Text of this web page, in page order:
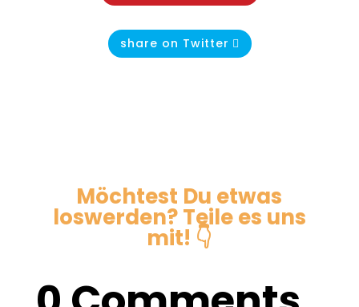
share on Twitter
Möchtest Du etwas
loswerden? Teile es uns
mit! 👇